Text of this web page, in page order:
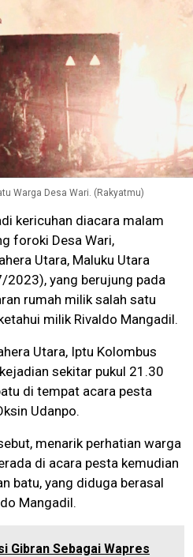
Warga Desa Wari. (Rakyatmu)
kericuhan diacara malam
foroki Desa Wari,
Utara, Maluku Utara
yang berujung pada
rumah milik salah satu
milik Rivaldo Mangadil.
Utara, Iptu Kolombus
sekitar pukul 21.30
di tempat acara pesta
Udanpo.
menarik perhatian warga
di acara pesta kemudian
batu, yang diduga berasal
Mangadil.
Gibran Sebagai Wapres